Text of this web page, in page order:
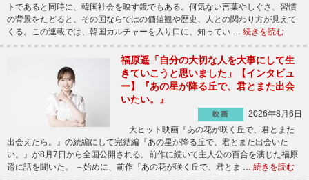
トであると同時に、韓国社会を映す鏡でもある。何気ない言葉やしぐさ、習慣
の背景をたどると、その国ならではの価値観や歴史、人との関わり方が見えて
くる。この連載では、韓国カルチャーを入り口に、知ってい … 続きを読む
福原遥「自分の大切な人を大事にして生
きていこうと思いました」【インタビュ
ー】『あの星が降る丘で、君とまた出会
いたい。』
映画
2026年8月6日
大ヒット映画『あの花が咲く丘で、君とまた
出会えたら。』の続編にして完結編『あの星が降る丘で、君とまた出会いた
い。』が8月7日から全国公開される。前作に続いて主人公の百合を演じた福原
遥に話を聞いた。 －始めに、前作『あの花が咲く丘で、君とま … 続きを読む